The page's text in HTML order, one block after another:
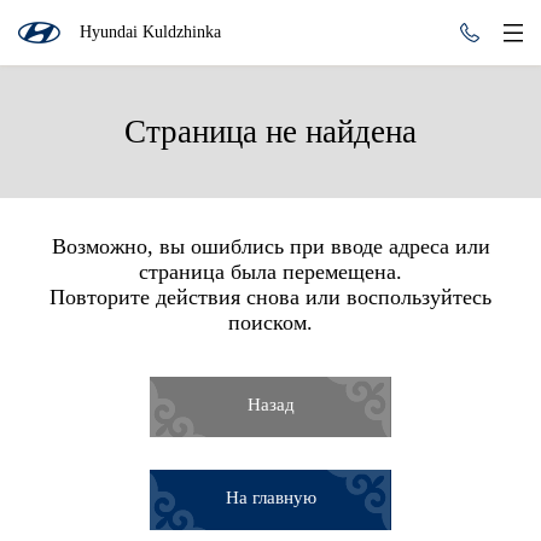
Hyundai Kuldzhinka
Страница не найдена
Возможно, вы ошиблись при вводе адреса или
страница была перемещена.
Повторите действия снова или воспользуйтесь
поиском.
Назад
На главную